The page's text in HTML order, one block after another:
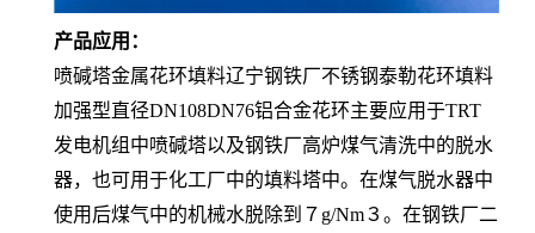
产品应用：
喷碱塔金属花环填料辽宁钢铁厂不锈钢泰勒花环填料
加强型直径DN108DN76铝合金花环主要应用于TRT
发电机组中喷碱塔以及钢铁厂高炉煤气清洗中的脱水
器，也可用于化工厂中的填料塔中。在煤气脱水器中
使用后煤气中的机械水脱除到７g/Nm３。在钢铁厂二